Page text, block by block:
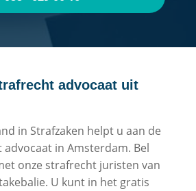
advocaat uit
in Strafzaken helpt u aan de
in Amsterdam. Bel
onze strafrecht juristen van
U kunt in het gratis